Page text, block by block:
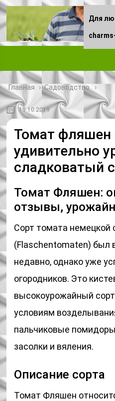
Главная › Садоводство
19.10.2019
Томат
удивительно
сладковатый
Томат Фляшен:
отзывы,
Сорт томата немецкой
(Flaschentomaten) был
недавно, однако уже
огородников. Это
высокоурожайный
условиям
пальчиковые
засолки и вяления.
Описание сорта
Томат Фляшен
Для